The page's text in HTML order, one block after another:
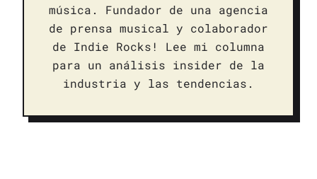
música. Fundador de una agencia
de prensa musical y colaborador
de Indie Rocks! Lee mi columna
para un análisis insider de la
industria y las tendencias.